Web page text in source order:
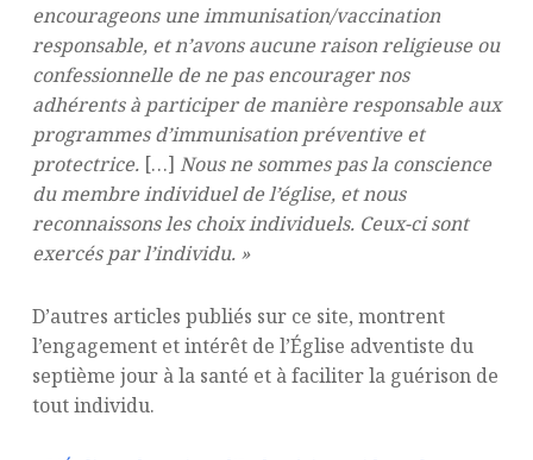
encourageons une immunisation/vaccination
responsable, et n’avons aucune raison religieuse ou
confessionnelle de ne pas encourager nos
adhérents à participer de manière responsable aux
programmes d’immunisation préventive et
protectrice.[…] Nous ne sommes pas la conscience
du membre individuel de l’église, et nous
reconnaissons les choix individuels. Ceux-ci sont
exercés par l’individu. »
D’autres articles publiés sur ce site, montrent
l’engagement et intérêt de l’Église adventiste du
septième jour à la santé et à faciliter la guérison de
tout individu.